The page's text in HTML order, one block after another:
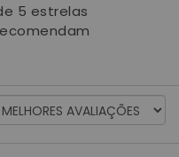
5 estrelas